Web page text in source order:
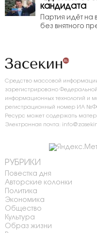
кандидата
Партия идёт
без внятного
Средство массовой
зарегистрировано
информационных технологий и
регистрационный номер ИА
Ресурс может содержать
Электронная почта:
РУБРИКИ
Повестка дня
Авторские колонки
Политика
Экономика
Общество
Культура
Образ жизни